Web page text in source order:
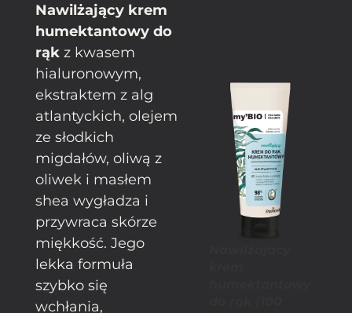
Nawilżający krem
humektantowy do
rąk z kwasem
hialuronowym,
ekstraktem z alg
atlantyckich, olejem
ze słodkich
migdałów, oliwą z
oliwek i masłem
shea wygładza i
przywraca skórze
miękkość. Jego
lekka formuła
szybko się
wchłania,